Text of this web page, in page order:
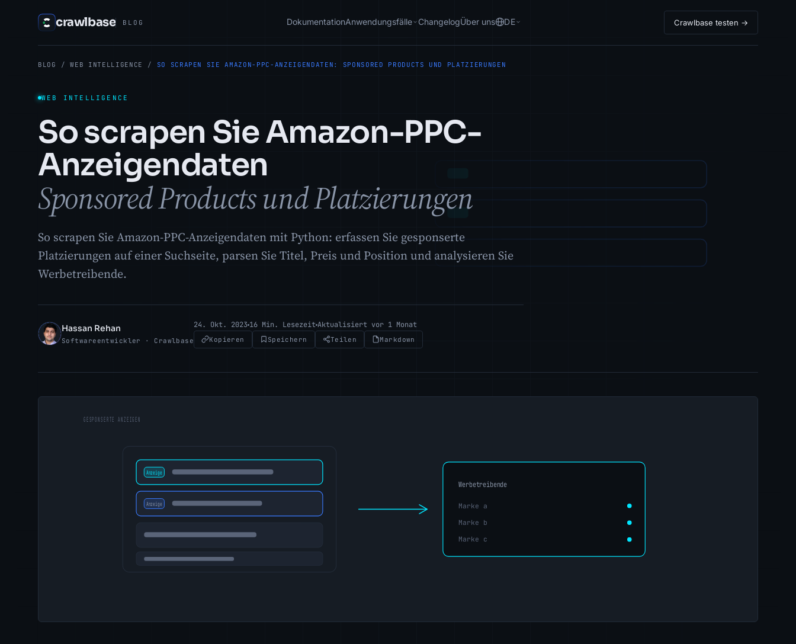
crawlbase BLOG DokumentationAnwendungsfälle ChangelogÜber uns DE Crawlbase testen →
BLOG / WEB INTELLIGENCE / SO SCRAPEN SIE AMAZON-PPC-ANZEIGENDATEN: SPONSORED PRODUCTS UND PLATZIERUNGEN
WEB INTELLIGENCE
So scrapen Sie Amazon-PPC-
Anzeigendaten
Sponsored Products und Platzierungen
So scrapen Sie Amazon-PPC-Anzeigendaten mit Python: erfassen Sie gesponserte
Platzierungen auf einer Suchseite, parsen Sie Titel, Preis und Position und analysieren Sie
Werbetreibende.
HR
Hassan Rehan
Softwareentwickler · Crawlbase
24. Okt. 2023 16 Min. LesezeitAktualisiert vor 1 Monat
Kopieren Speichern Teilen Markdown